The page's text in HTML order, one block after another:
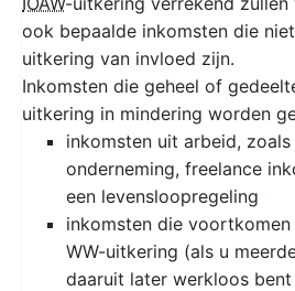
ook bepaalde inkomsten die
uitkering van invloed zijn.
Inkomsten die geheel of
uitkering in mindering worden
inkomsten uit arbeid,
onderneming, freelance
een levensloopregeling
inkomsten die
WW-uitkering (als u
daaruit later werkloos